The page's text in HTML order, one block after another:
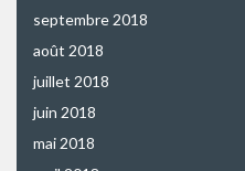
septembre 2018
août 2018
juillet 2018
juin 2018
mai 2018